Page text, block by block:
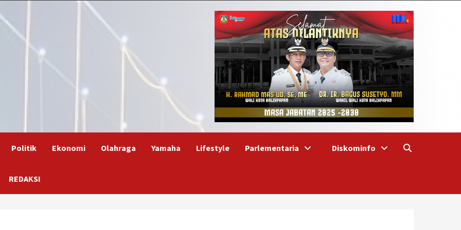
Politik Ekonomi Olahraga Yamaha Lifestyle Parlementaria Diskominfo
REDAKSI